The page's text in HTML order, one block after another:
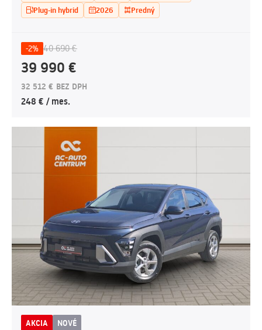
Plug-in hybrid
2026 Predný
-2% 40 690 €
39 990 €
32 512 € BEZ DPH
248 € / mes.
AKCIA NOVÉ